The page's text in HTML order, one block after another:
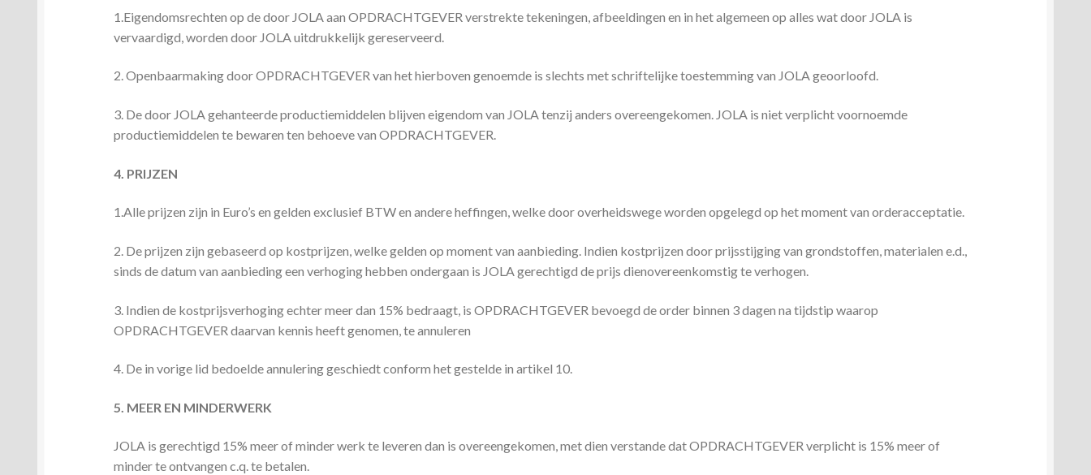
1.Eigendomsrechten op de door JOLA aan OPDRACHTGEVER verstrekte tekeningen, afbeeldingen en in het algemeen op alles wat door JOLA is
vervaardigd, worden door JOLA uitdrukkelijk gereserveerd.
2. Openbaarmaking door OPDRACHTGEVER van het hierboven genoemde is slechts met schriftelijke toestemming van JOLA geoorloofd.
3. De door JOLA gehanteerde productiemiddelen blijven eigendom van JOLA tenzij anders overeengekomen. JOLA is niet verplicht voornoemde
productiemiddelen te bewaren ten behoeve van OPDRACHTGEVER.
4. PRIJZEN
1.Alle prijzen zijn in Euro’s en gelden exclusief BTW en andere heffingen, welke door overheidswege worden opgelegd op het moment van orderacceptatie.
2. De prijzen zijn gebaseerd op kostprijzen, welke gelden op moment van aanbieding. Indien kostprijzen door prijsstijging van grondstoffen, materialen e.d.,
sinds de datum van aanbieding een verhoging hebben ondergaan is JOLA gerechtigd de prijs dienovereenkomstig te verhogen.
3. Indien de kostprijsverhoging echter meer dan 15% bedraagt, is OPDRACHTGEVER bevoegd de order binnen 3 dagen na tijdstip waarop
OPDRACHTGEVER daarvan kennis heeft genomen, te annuleren
4. De in vorige lid bedoelde annulering geschiedt conform het gestelde in artikel 10.
5. MEER EN MINDERWERK
JOLA is gerechtigd 15% meer of minder werk te leveren dan is overeengekomen, met dien verstande dat OPDRACHTGEVER verplicht is 15% meer of
minder te ontvangen c.q. te betalen.